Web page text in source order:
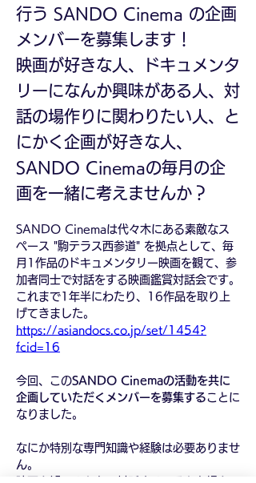
行う SANDO Cinema の企画
メンバーを募集します！
映画が好きな人、ドキュメンタ
リーになんか興味がある人、対
話の場作りに関わりたい人、と
にかく企画が好きな人、
SANDO Cinemaの毎月の企
画を一緒に考えませんか？
SANDO Cinemaは代々木にある素敵なス
ペース "駒テラス西参道" を拠点として、毎
月1作品のドキュメンタリー映画を観て、参
加者同士で対話をする映画鑑賞対話会です。
これまで1年半にわたり、16作品を取り上
げてきました。
https://asiandocs.co.jp/set/1454?
fcid=16
今回、このSANDO Cinemaの活動を共に
企画していただくメンバーを募集することに
なりました。
なにか特別な専門知識や経験は必要ありませ
ん。